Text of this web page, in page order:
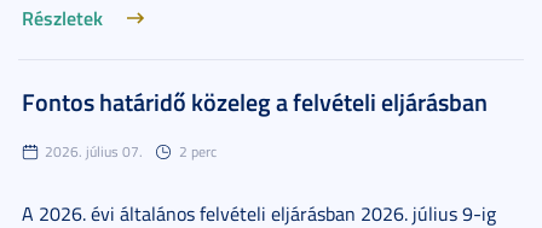
Részletek
Fontos határidő közeleg a felvételi eljárásban
2026. július 07. 2 perc
A 2026. évi általános felvételi eljárásban 2026. július 9-ig